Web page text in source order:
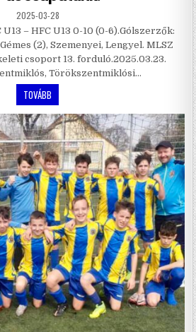
2025-03-28
– HFC U13 0-10 (0-6).Gólszerzők:
(2), Szemenyei, Lengyel. MLSZ
csoport 13. forduló.2025.03.23.
Törökszentmiklósi…
TOVÁBB